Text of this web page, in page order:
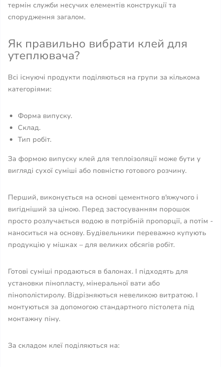
термін служби несучих елементів конструкції та
спорудження загалом.
Як правильно вибрати клей для
утеплювача?
Всі існуючі продукти поділяються на групи за кількома
категоріями:
Форма випуску.
Склад.
Тип робіт.
За формою випуску клей для теплоізоляції може бути у
вигляді сухої суміші або повністю готового розчину.
Перший, виконується на основі цементного в'яжучого і
вигідніший за ціною. Перед застосуванням порошок
просто розлучається водою в потрібній пропорції, а потім -
наноситься на основу. Будівельники переважно купують
продукцію у мішках – для великих обсягів робіт.
Готові суміші продаються в балонах. І підходять для
установки пінопласту, мінеральної вати або
пінополістиролу. Відрізняються невеликою витратою. І
монтуються за допомогою стандартного пістолета під
монтажну піну.
За складом клеї поділяються на: